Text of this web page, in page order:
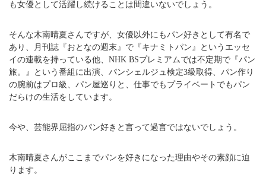
も女優として活躍し続けることは間違いないでしょう。
そんな木南晴夏さんですが、女優以外にもパン好きとして有名で
あり、月刊誌『おとなの週末』で『キナミトパン』というエッセ
イの連載を持っている他、NHK BSプレミアムでは不定期で『パン
旅。』という番組に出演、パンシェルジュ検定3級取得、パン作り
の腕前はプロ級、パン屋巡りと、仕事でもプライベートでもパン
だらけの生活をしています。
今や、芸能界屈指のパン好きと言って過言ではないでしょう。
木南晴夏さんがここまでパンを好きになった理由やその素顔に迫
ります。